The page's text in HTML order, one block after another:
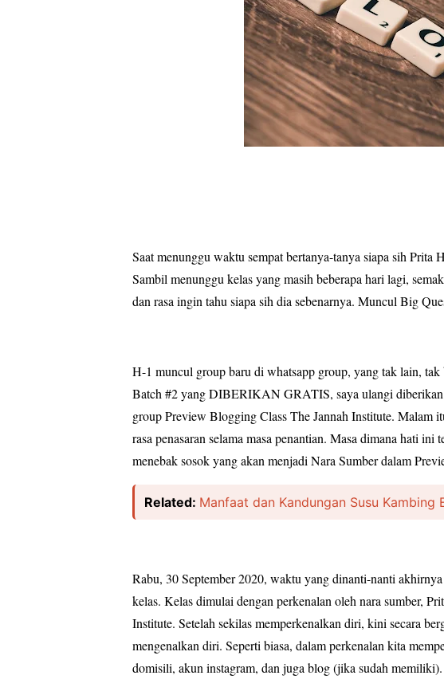
Saat menunggu waktu sempat bertanya-tanya siapa sih Prita
Sambil menunggu kelas yang masih beberapa hari lagi,
dan rasa ingin tahu siapa sih dia sebenarnya. Muncul Big
H-1 muncul group baru di whatsapp group, yang tak lain,
Batch #2 yang DIBERIKAN GRATIS, saya ulangi diberikan
groupPreview Blogging Class The Jannah Institute. Malam
rasa penasaran selama masa penantian. Masa dimana hati ini
menebak sosok yang akan menjadi Nara Sumber dalamPr
Related: Manfaat dan Kandungan Susu Kambing
Rabu, 30 September 2020, waktu yang dinanti-nanti
kelas. Kelas dimulai dengan perkenalan oleh nara sumber,
Institute. Setelah sekilas memperkenalkan diri, kini secara
mengenalkan diri. Seperti biasa, dalam perkenalan kita
domisili, akun instagram, dan juga blog (jika sudah memiliki).